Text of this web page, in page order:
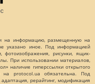
на информацию, размещенную на
указано иное. Под информацией
фотоизображения, рисунки, ящик-
При использовании материалов,
наличие гиперссылки открытого
на protocol.ua обязательна. Под
рерайтинг, модификация